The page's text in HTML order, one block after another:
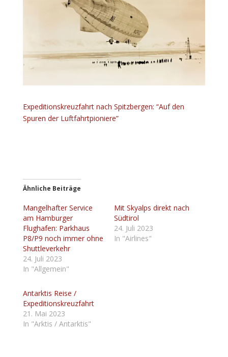
Expeditionskreuzfahrt nach Spitzbergen: “Auf den
Spuren der Luftfahrtpioniere”
Ähnliche Beiträge
Mangelhafter Service
am Hamburger
Flughafen: Parkhaus
P8/P9 noch immer ohne
Shuttleverkehr
24. Juli 2023
In "Allgemein"
Mit Skyalps direkt nach
Südtirol
24. Juli 2023
In "Airlines"
Antarktis Reise /
Expeditionskreuzfahrt
21. Mai 2023
In "Arktis / Antarktis"